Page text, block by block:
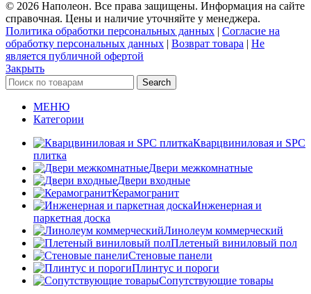
© 2026 Наполеон. Все права защищены. Информация на сайте
справочная. Цены и наличие уточняйте у менеджера.
Политика обработки персональных данных | Согласие на
обработку персональных данных | Возврат товара | Не
является публичной офертой
Закрыть
Search
МЕНЮ
Категории
Кварцвиниловая и SPC
плитка
Двери межкомнатные
Двери входные
Керамогранит
Инженерная и
паркетная доска
Линолеум коммерческий
Плетеный виниловый пол
Стеновые панели
Плинтус и пороги
Сопутствующие товары